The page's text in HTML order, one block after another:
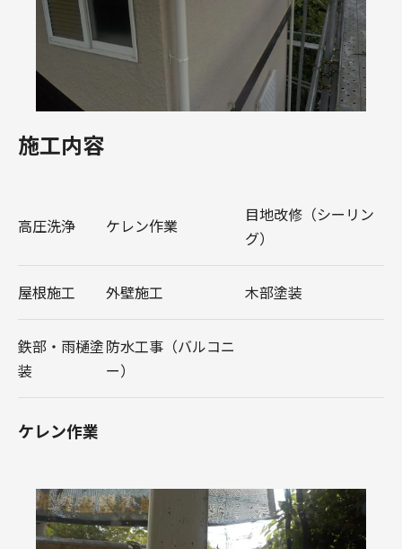
施工内容
高圧洗浄 ケレン作業
目地改修（シーリン
グ）
屋根施工 外壁施工 木部塗装
鉄部・雨樋塗
装
防水工事（バルコニ
ー）
ケレン作業